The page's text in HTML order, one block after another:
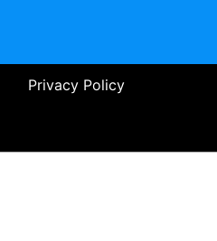
Privacy Policy